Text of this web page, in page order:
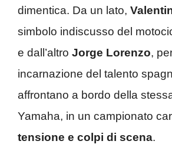
dimentica. Da un lato,
simbolo indiscusso del
e dall’altro Jorge Lorenzo,
incarnazione del talento
affrontano a bordo della
Yamaha, in un campionato
tensione e colpi di scena.